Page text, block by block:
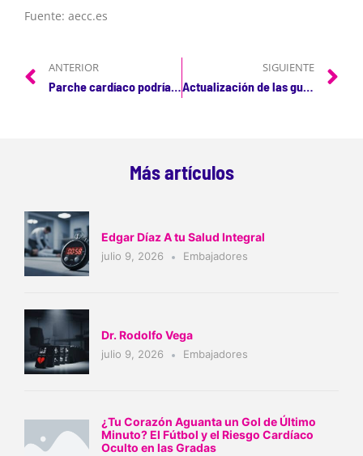
Fuente: aecc.es
ANTERIOR SIGUIENTE
Actualización de las guías de la AHA 2019
Más artículos
Edgar Díaz A tu Salud Integral
julio 9, 2026 Embajadores
Dr. Rodolfo Vega
julio 9, 2026 Embajadores
¿Tu Corazón Aguanta un Gol de Último
Minuto? El Fútbol y el Riesgo Cardíaco
Oculto en las Gradas